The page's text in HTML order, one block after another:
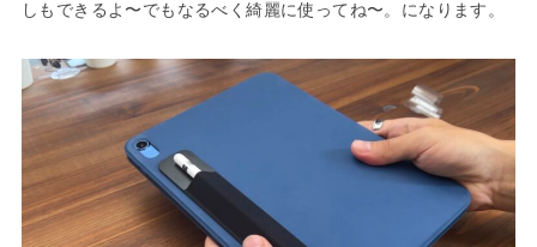
しもできるよ〜でもなるべく綺麗に使ってね〜。になります。